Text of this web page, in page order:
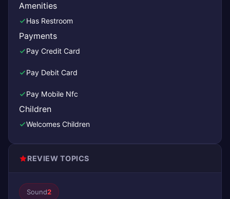
Amenities
Has Restroom
Payments
Pay Credit Card
Pay Debit Card
Pay Mobile Nfc
Children
Welcomes Children
REVIEW TOPICS
Sound2